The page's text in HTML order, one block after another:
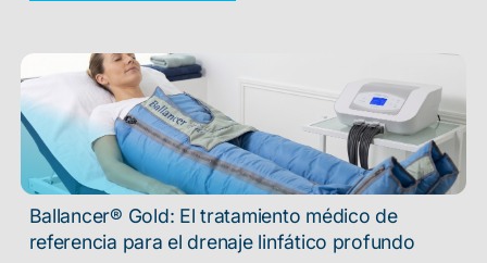
Ballancer® Gold: El tratamiento médico de
referencia para el drenaje linfático profundo